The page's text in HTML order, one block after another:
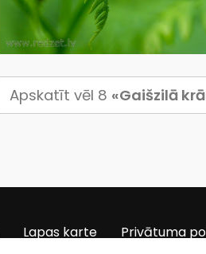
Apskatīt vēl 8 «Gaišzilā
Lapas karte Privātuma